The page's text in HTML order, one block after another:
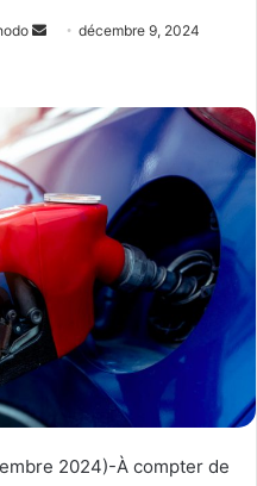
o
y
r
u
o
u
i
e
décembre 9, 2024
2024)-À compter de